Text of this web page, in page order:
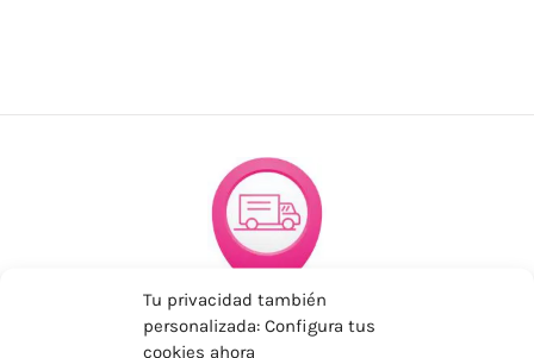
Tu privacidad también
personalizada: Configura tus
cookies ahora
ENVÍOS ECONÓMICOS